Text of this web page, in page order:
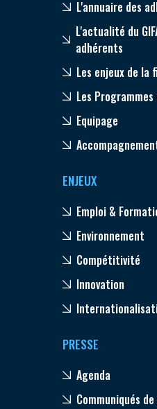
L'annuaire des
L'actualité du
adhérents
Les enjeux de la
Les Programmes
Equipage
ENJEUX
Emploi &
Environnement
Compétitivité
Innovation
PRESSE
Agenda
Communiqués